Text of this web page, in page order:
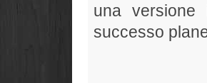
una versione
successo